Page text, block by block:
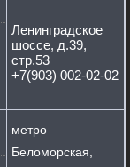
Ленинградское
шоссе, д.39,
стр.53
+7(903) 002-02-02
метро
Беломорская,